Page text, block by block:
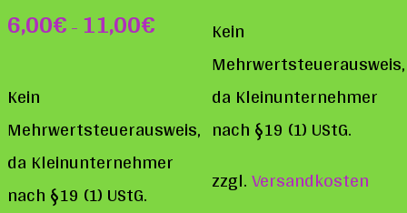
6,00€– 11,00€
Kein
Mehrwertsteuerausweis,
da Kleinunternehmer
nach §19 (1) UStG.
Kein
Mehrwertsteuerausweis,
da Kleinunternehmer
nach §19 (1) UStG.
zzgl.Versandkosten